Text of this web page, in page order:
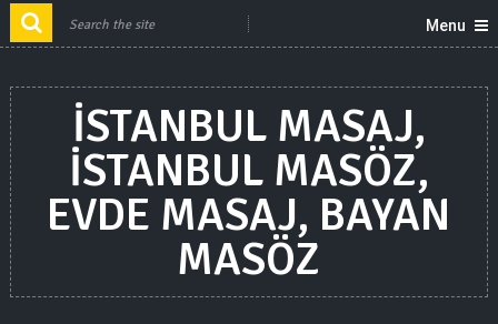
Menu
ISTANBUL MASAJ,
ISTANBUL MASÖZ,
EVDE MASAJ, BAYAN
MASÖZ